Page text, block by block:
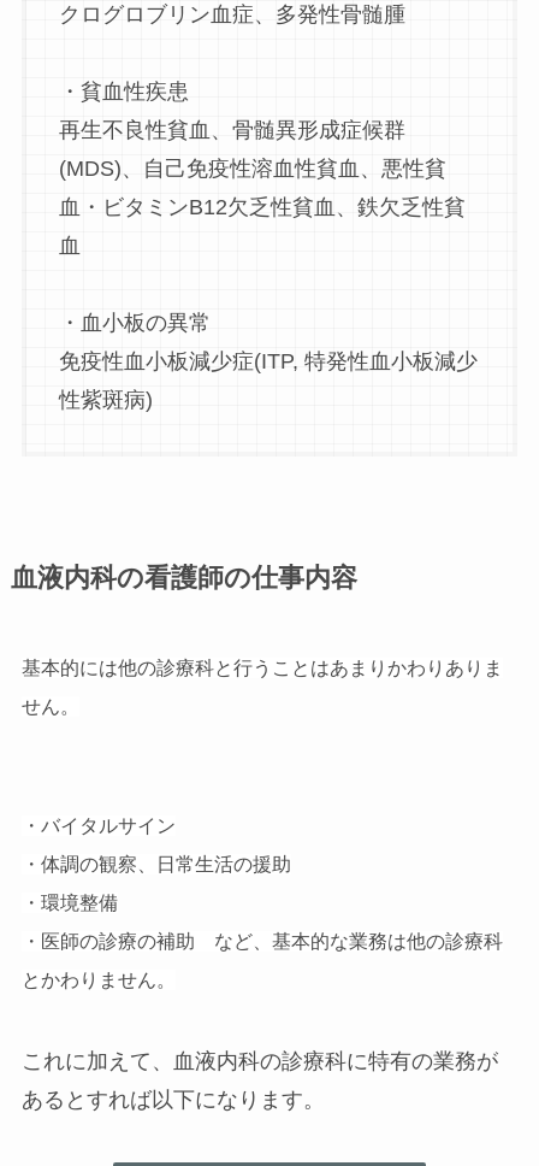
クログロブリン血症、多発性骨髄腫
・貧血性疾患
再生不良性貧血、骨髄異形成症候群
(MDS)、自己免疫性溶血性貧血、悪性貧
血・ビタミンB12欠乏性貧血、鉄欠乏性貧
血
・血小板の異常
免疫性血小板減少症(ITP, 特発性血小板減少
性紫斑病)
血液内科の看護師の仕事内容
基本的には他の診療科と行うことはあまりかわりありま
せん。
・バイタルサイン
・体調の観察、日常生活の援助
・環境整備
・医師の診療の補助 など、基本的な業務は他の診療科
とかわりません。
これに加えて、血液内科の診療科に特有の業務が
あるとすれば以下になります。